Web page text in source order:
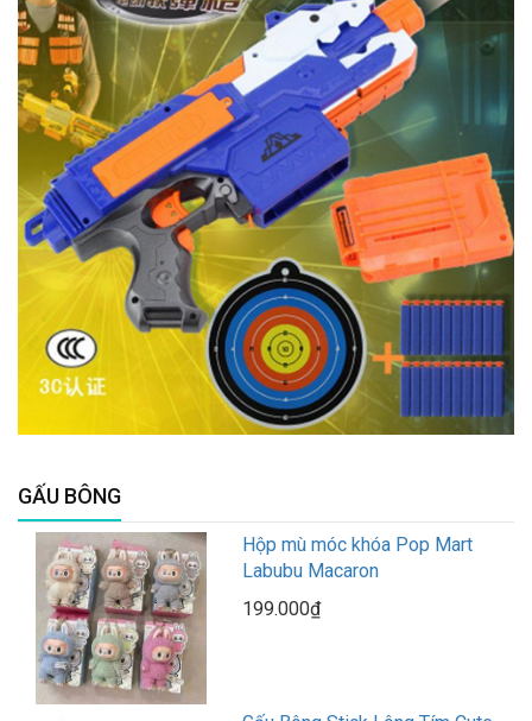
GẤU BÔNG
Hộp mù móc khóa Pop Mart
Labubu Macaron
199.000₫